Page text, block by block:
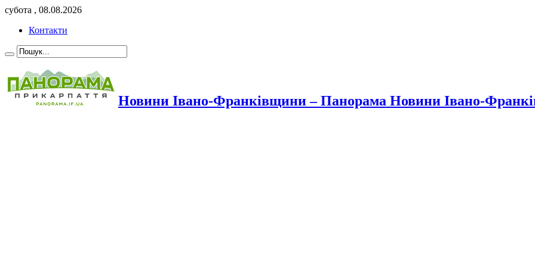
субота , 08.08.2026
Контакти
Новини Івано-Франківщини – Панорама Новини Івано-